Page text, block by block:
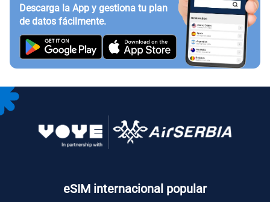
Descarga la App y gestiona tu plan
de datos fácilmente.
eSIM internacional popular